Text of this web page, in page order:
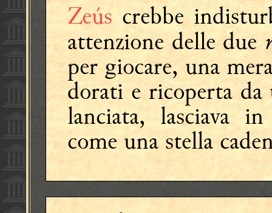
Zeús crebbe
attenzione delle due
per giocare, una
dorati e ricoperta da
lanciata, lasciava
come una stella